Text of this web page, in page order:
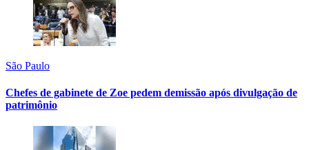
São Paulo
Chefes de gabinete de Zoe pedem demissão após divulgação de
patrimônio